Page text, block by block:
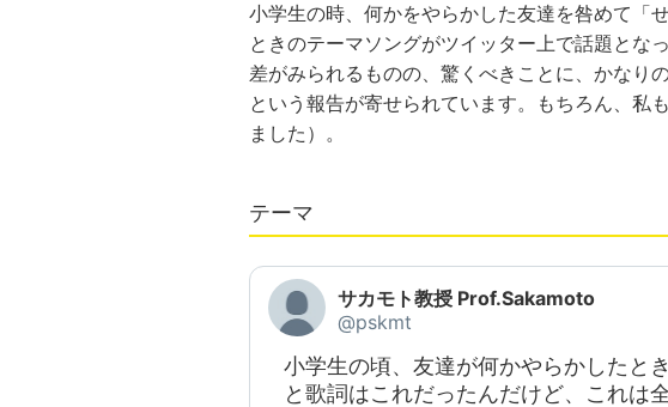
小学生の時、何かをやらかした友達を咎めて「
ときのテーマソングがツイッター上で話題とな
差がみられるものの、驚くべきことに、かなり
という報告が寄せられています。もちろん、私
ました）。
テーマ
サカモト教授 Prof.Sakamoto
@pskmt
小学生の頃、友達が何かやらかしたと
と歌詞はこれだったんだけど、これは